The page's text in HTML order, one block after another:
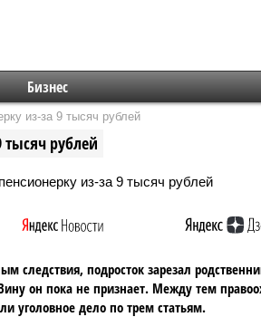
Бизнес
из-за 9 тысяч рублей
тысяч рублей
следствия, подросток зарезал
он пока не признает. Между тем
уголовное дело по трем статьям.